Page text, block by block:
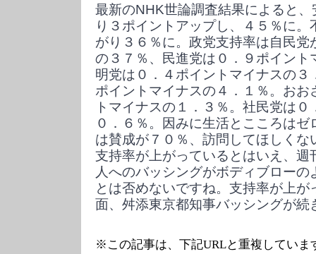
最新のNHK世論調査結果によると
り３ポイントアップし、４５％に
がり３６％に。政党支持率は自民
の３７％、民進党は０．９ポイント
明党は０．４ポイントマイナスの
ポイントマイナスの４．１％。お
トマイナスの１．３％。社民党は
０．６％。因みに生活とこころは
は賛成が７０％、訪問してほしく
支持率が上がっているとはいえ、週
人へのバッシングがボディブロー
とは否めないですね。支持率が上
面、舛添東京都知事バッシングが続
※この記事は、下記URLと重複していま